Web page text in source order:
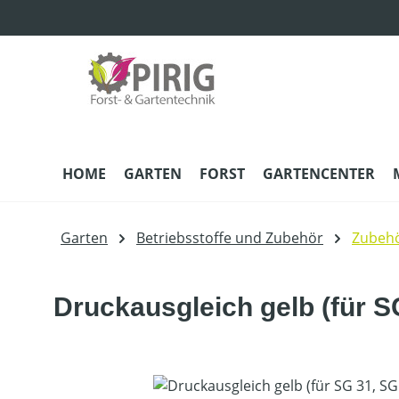
HOME GARTEN FORST GARTENCENTER
Garten Betriebsstoffe und Zubehör
Druckausgleich gelb (für
Bildergalerie überspringen